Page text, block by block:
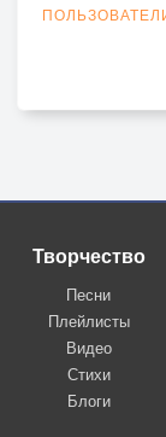
Творчество
Песни
Плейлисты
Видео
Стихи
Блоги